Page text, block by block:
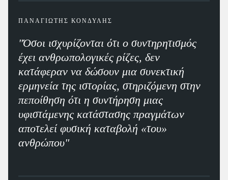
ΠΑΝΑΓΙΩΤΗΣ ΚΟΝΔΥΛΗΣ
"Όσοι ισχυρίζονται ότι ο συντηρητισμός
έχει ανθρωπολογικές ρίζες, δεν
κατάφεραν να δώσουν μια συνεκτική
ερμηνεία της ιστορίας, στηριζόμενη στην
πεποίθηση ότι η συντήρηση μιας
υφιστάμενης κατάστασης πραγμάτων
αποτελεί φυσική καταβολή «του»
ανθρώπου"